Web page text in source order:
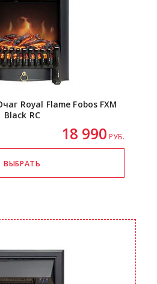
Royal Flame Fobos FXM
Black RC
18 990 РУБ.